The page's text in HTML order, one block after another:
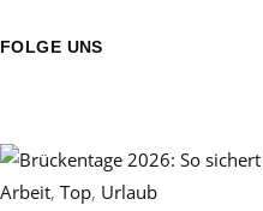
FOLGE UNS
Arbeit, Top, Urlaub